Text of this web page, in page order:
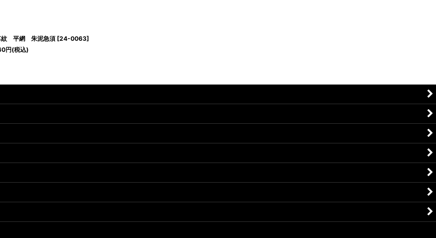
紋 平網 朱泥急須 [24-0063]
円(税込)